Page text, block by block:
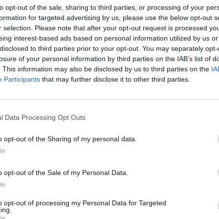
opt-out of the sale, sharing to third parties, or processing of your
for targeted advertising by us, please use the below opt-out
selection. Please note that after your opt-out request is processed
interest-based ads based on personal information utilized by us
to third parties prior to your opt-out. You may separately
of your personal information by third parties on the IAB’s list of
This information may also be disclosed by us to third parties on the
Participants that may further disclose it to other third parties.
Data Processing Opt Outs
opt-out of the Sharing of my personal data.
opt-out of the Sale of my Personal Data.
opt-out of processing my Personal Data for Targeted
con el compromiso de seguir negociando después
continuar en 2027.
apoyará al equipo de Jean-René Bernaudeau, a
nuestro apoyo para la temporada 2026 y
conversaciones para 2027 después del Tour de
Pouyanné presidente y director ejecutivo de
B&B del WorldTour pierde a sus dos patrocinadores principales
Team Ineos-
conpresencia en su maillot
de competición. El
la buena relación industrial existente entre ambas
particular en el marco del proyecto Amiral en
señala TotalEnergies en un comunicado.